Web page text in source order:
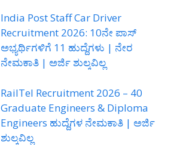
India Post Staff Car Driver
Recruitment 2026: 10ನೇ ಪಾಸ್
ಅಭ್ಯರ್ಥಿಗಳಿಗೆ 11 ಹುದ್ದೆಗಳು | ನೇರ
ನೇಮಕಾತಿ | ಅರ್ಜಿ ಶುಲ್ಕವಿಲ್ಲ
RailTel Recruitment 2026 – 40
Graduate Engineers & Diploma
Engineers ಹುದ್ದೆಗಳ ನೇಮಕಾತಿ | ಅರ್ಜಿ
ಶುಲ್ಕವಿಲ್ಲ